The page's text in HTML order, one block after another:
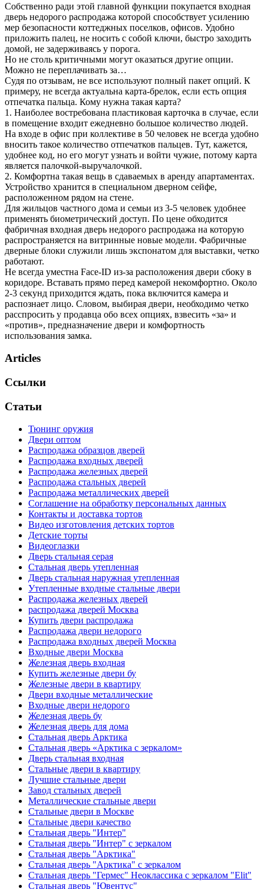
Собственно ради этой главной функции покупается входная
дверь недорого распродажа которой способствует усилению
мер безопасности коттеджных поселков, офисов. Удобно
приложить палец, не носить с собой ключи, быстро заходить
домой, не задерживаясь у порога.
Но не столь критичными могут оказаться другие опции.
Можно не переплачивать за…
Судя по отзывам, не все используют полный пакет опций. К
примеру, не всегда актуальна карта-брелок, если есть опция
отпечатка пальца. Кому нужна такая карта?
1. Наиболее востребована пластиковая карточка в случае, если
в помещение входит ежедневно большое количество людей.
На входе в офис при коллективе в 50 человек не всегда удобно
вносить такое количество отпечатков пальцев. Тут, кажется,
удобнее код, но его могут узнать и войти чужие, потому карта
является палочкой-выручалочкой.
2. Комфортна такая вещь в сдаваемых в аренду апартаментах.
Устройство хранится в специальном дверном сейфе,
расположенном рядом на стене.
Для жильцов частного дома и семьи из 3-5 человек удобнее
применять биометрический доступ. По цене обходится
фабричная входная дверь недорого распродажа на которую
распространяется на витринные новые модели. Фабричные
дверные блоки служили лишь экспонатом для выставки, четко
работают.
Не всегда уместна Face-ID из-за расположения двери сбоку в
коридоре. Вставать прямо перед камерой некомфортно. Около
2-3 секунд приходится ждать, пока включится камера и
распознает лицо. Словом, выбирая двери, необходимо четко
расспросить у продавца обо всех опциях, взвесить «за» и
«против», предназначение двери и комфортность
использования замка.
Articles
Ссылки
Статьи
Тюнинг оружия
Двери оптом
Распродажа образцов дверей
Распродажа входных дверей
Распродажа железных дверей
Распродажа стальных дверей
Распродажа металлических дверей
Соглашение на обработку персональных данных
Контакты и доставка тортов
Видео изготовления детских тортов
Детские торты
Видеоглазки
Дверь стальная серая
Стальная дверь утепленная
Дверь стальная наружная утепленная
Утепленные входные стальные двери
Распродажа железных дверей
распродажа дверей Москва
Купить двери распродажа
Распродажа двери недорого
Распродажа входных дверей Москва
Входные двери Москва
Железная дверь входная
Купить железные двери бу
Железные двери в квартиру
Двери входные металлические
Входные двери недорого
Железная дверь бу
Железная дверь для дома
Стальная дверь Арктика
Стальная дверь «Арктика с зеркалом»
Дверь стальная входная
Стальные двери в квартиру
Лучшие стальные двери
Завод стальных дверей
Металлические стальные двери
Стальные двери в Москве
Стальные двери качество
Стальная дверь "Интер"
Стальная дверь "Интер" с зеркалом
Стальная дверь "Арктика"
Стальная дверь "Арктика" с зеркалом
Стальная дверь "Гермес" Неоклассика с зеркалом "Elit"
Стальная дверь "Ювентус"